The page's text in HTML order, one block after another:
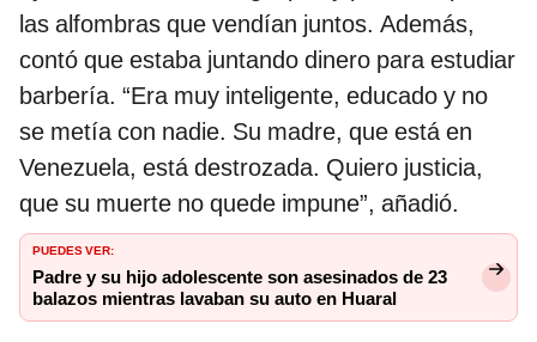
las alfombras que vendían juntos. Además,
contó que estaba juntando dinero para estudiar
barbería. “Era muy inteligente, educado y no
se metía con nadie. Su madre, que está en
Venezuela, está destrozada. Quiero justicia,
que su muerte no quede impune”, añadió.
PUEDES VER:
Padre y su hijo adolescente son asesinados de 23
balazos mientras lavaban su auto en Huaral